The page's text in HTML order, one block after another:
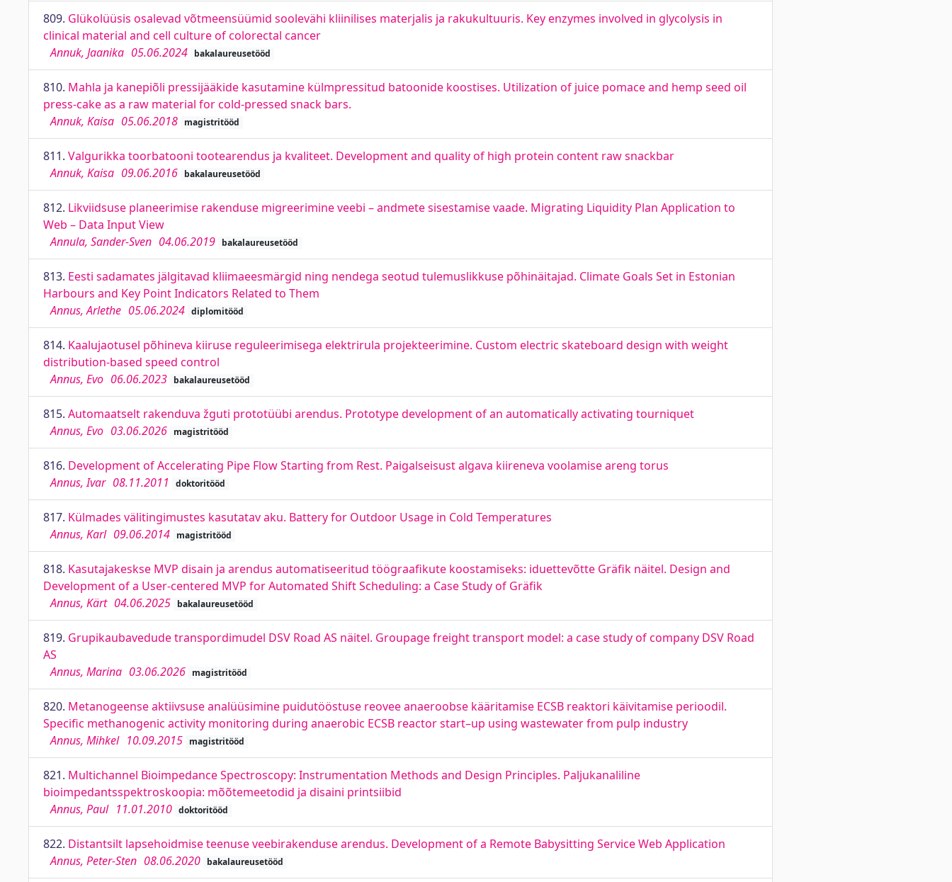
809. Glükolüüsis osalevad võtmeensüümid soolevähi kliinilises materjalis ja rakukultuuris. Key enzymes involved in glycolysis in
clinical material and cell culture of colorectal cancer
Annuk, Jaanika 05.06.2024 bakalaureusetööd
810. Mahla ja kanepiõli pressijääkide kasutamine külmpressitud batoonide koostises. Utilization of juice pomace and hemp seed oil
press-cake as a raw material for cold-pressed snack bars.
Annuk, Kaisa 05.06.2018 magistritööd
811. Valgurikka toorbatooni tootearendus ja kvaliteet. Development and quality of high protein content raw snackbar
Annuk, Kaisa 09.06.2016 bakalaureusetööd
812. Likviidsuse planeerimise rakenduse migreerimine veebi – andmete sisestamise vaade. Migrating Liquidity Plan Application to
Web – Data Input View
Annula, Sander-Sven 04.06.2019 bakalaureusetööd
813. Eesti sadamates jälgitavad kliimaeesmärgid ning nendega seotud tulemuslikkuse põhinäitajad. Climate Goals Set in Estonian
Harbours and Key Point Indicators Related to Them
Annus, Arlethe 05.06.2024 diplomitööd
814. Kaalujaotusel põhineva kiiruse reguleerimisega elektrirula projekteerimine. Custom electric skateboard design with weight
distribution-based speed control
Annus, Evo 06.06.2023 bakalaureusetööd
815. Automaatselt rakenduva žguti prototüübi arendus. Prototype development of an automatically activating tourniquet
Annus, Evo 03.06.2026 magistritööd
816. Development of Accelerating Pipe Flow Starting from Rest. Paigalseisust algava kiireneva voolamise areng torus
Annus, Ivar 08.11.2011 doktoritööd
817. Külmades välitingimustes kasutatav aku. Battery for Outdoor Usage in Cold Temperatures
Annus, Karl 09.06.2014 magistritööd
818. Kasutajakeskse MVP disain ja arendus automatiseeritud töögraafikute koostamiseks: iduettevõtte Gräfik näitel. Design and
Development of a User-centered MVP for Automated Shift Scheduling: a Case Study of Gräfik
Annus, Kärt 04.06.2025 bakalaureusetööd
819. Grupikaubavedude transpordimudel DSV Road AS näitel. Groupage freight transport model: a case study of company DSV Road
AS
Annus, Marina 03.06.2026 magistritööd
820. Metanogeense aktiivsuse analüüsimine puidutööstuse reovee anaeroobse kääritamise ECSB reaktori käivitamise perioodil.
Specific methanogenic activity monitoring during anaerobic ECSB reactor start–up using wastewater from pulp industry
Annus, Mihkel 10.09.2015 magistritööd
821. Multichannel Bioimpedance Spectroscopy: Instrumentation Methods and Design Principles. Paljukanaliline
bioimpedantsspektroskoopia: mõõtemeetodid ja disaini printsiibid
Annus, Paul 11.01.2010 doktoritööd
822. Distantsilt lapsehoidmise teenuse veebirakenduse arendus. Development of a Remote Babysitting Service Web Application
Annus, Peter-Sten 08.06.2020 bakalaureusetööd